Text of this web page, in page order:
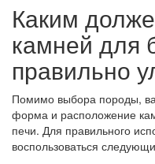
Каким
камней для
правильно
Помимо выбора породы,
форма и расположение
печи. Для правильного
воспользоваться